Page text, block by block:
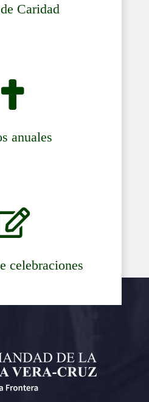
Caridad

anuales
celebraciones